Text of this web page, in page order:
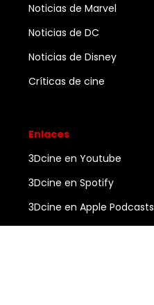
Noticias de Marvel
Noticias de DC
Noticias de Disney
Críticas de cine
Enlaces
3Dcine en Youtube
3Dcine en Spotify
3Dcine en Apple Podcasts